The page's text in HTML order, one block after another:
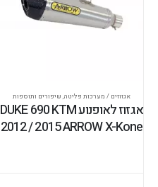
אגזוזים / מערכות פליטה, שיפורים ותוספות
אגזוז לאופנוע DUKE 690 KTM
2012 / 2015 ARROW X-Kone